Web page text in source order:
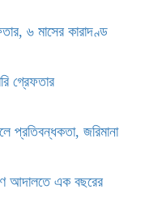
৬ মাসের কারাদণ্ড
গ্রেফতার
প্রতিবন্ধকতা, জরিমানা
আদালতে এক বছরের